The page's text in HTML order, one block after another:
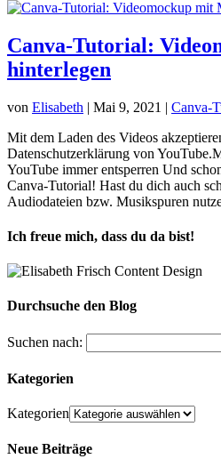
Canva-Tutorial:
hinterlegen
von Elisabeth | Mai 9, 2021 | Canva-
Mit dem Laden des Videos
Datenschutzerklärung von
YouTube immer entsperren Und
Canva-Tutorial! Hast du dich auch
Audiodateien bzw. Musikspuren
Ich freue mich, dass du da bist!
Durchsuche den Blog
Suchen nach:
Kategorien
Kategorien
Neue Beiträge